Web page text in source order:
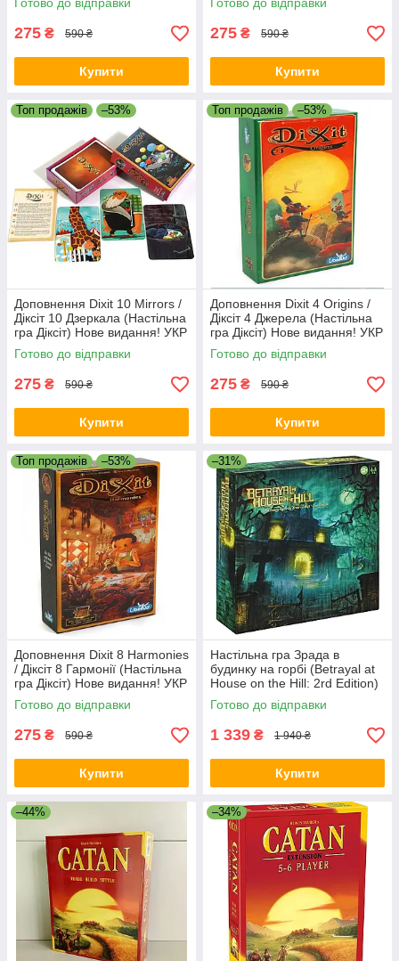
видання! УКР
275 ₴ 590 ₴
Купити
275 ₴ 590 ₴
Купити
Топ продажів –53%
Доповнення Dixit 10 Mirrors /
Діксіт 10 Дзеркала (Настільна
гра Діксіт) Нове видання! УКР
Готово до відправки
275 ₴ 590 ₴
Купити
Топ продажів –53%
Доповнення Dixit 4 Origins /
Діксіт 4 Джерела (Настільна
гра Діксіт) Нове видання! УКР
Готово до відправки
275 ₴ 590 ₴
Купити
Топ продажів –53%
Доповнення Dixit 8 Harmonies
/ Діксіт 8 Гармонії (Настільна
гра Діксіт) Нове видання! УКР
Готово до відправки
275 ₴ 590 ₴
Купити
–31%
Настільна гра Зрада в
будинку на горбі (Betrayal at
House on the Hill: 2rd Edition)
+ правила УКРАЇНСЬКОЮ
Готово до відправки
1 339 ₴ 1 940 ₴
Купити
–44% –34%